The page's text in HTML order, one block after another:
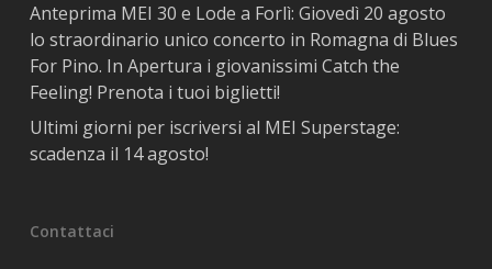
Anteprima MEI 30 e Lode a Forlì: Giovedì 20 agosto
lo straordinario unico concerto in Romagna di Blues
For Pino. In Apertura i giovanissimi Catch the
Feeling! Prenota i tuoi biglietti!
Ultimi giorni per iscriversi al MEI Superstage:
scadenza il 14 agosto!
Contattaci